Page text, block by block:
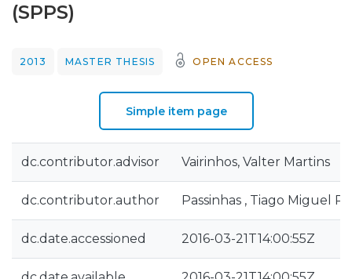
Statistics
(SPPS)
2013 MASTER THESIS OPEN ACCESS
Simple item page
dc.contributor.advisor Vairinhos, Valter Martins
dc.contributor.author Passinhas , Tiago Miguel
dc.date.accessioned 2016-03-21T14:00:55Z